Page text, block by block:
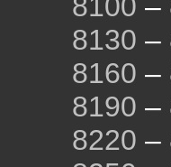
8100 –
8130 –
8160 –
8190 –
8220 –